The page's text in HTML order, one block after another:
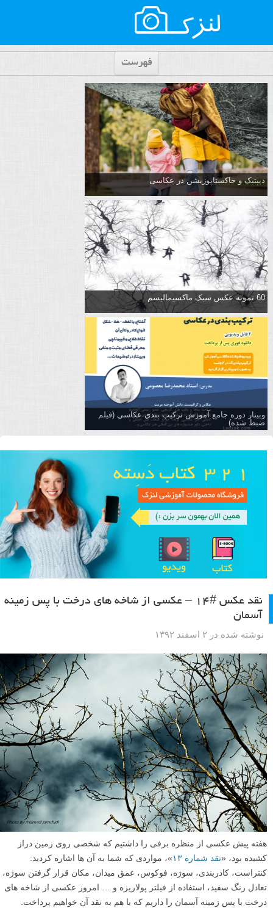
فهرست
دیپتیک و جاکستا‌پوزیشن در عکاسی
60 نمونه عکس سبک ماکسیمالیسم
وبینار دوره جامع آموزش تركيب بندي عكاسي (فیلم
ضبط شده)
نقد عکس #۱۴ – عکسی از شاخه های درخت با پس زمینه
آسمان
نوشته شده در ۲ اسفند ۱۳۹۲
هفته پیش عکسی از منظره برفی را داشتیم که شخصی روی زمین دراز
کشیده بود، «نقد شماره ۱۳
»، مواردی که شما به آن ها اشاره کردید:
کنتراست، کادربندی، سوژه، فوکوس، عمق میدان، مکان قرار گرفتن سوژه،
تعادل رنگ سفید، استفاده از فیلتر پولاریزه و … امروز عکسی از شاخه های
درخت با پس زمینه آسمان را داریم که با هم به نقد آن خواهیم پرداخت.